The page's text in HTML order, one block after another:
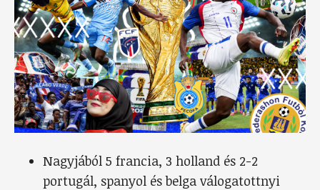
Nagyjából 5 francia, 3 holland és 2-2
portugál, spanyol és belga válogatottnyi